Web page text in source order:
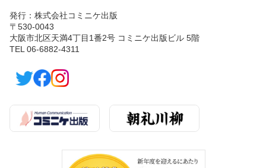
発行：株式会社コミニケ出版
〒530-0043
大阪市北区天満4丁目1番2号 コミニケ出版ビル 5階
TEL 06-6882-4311